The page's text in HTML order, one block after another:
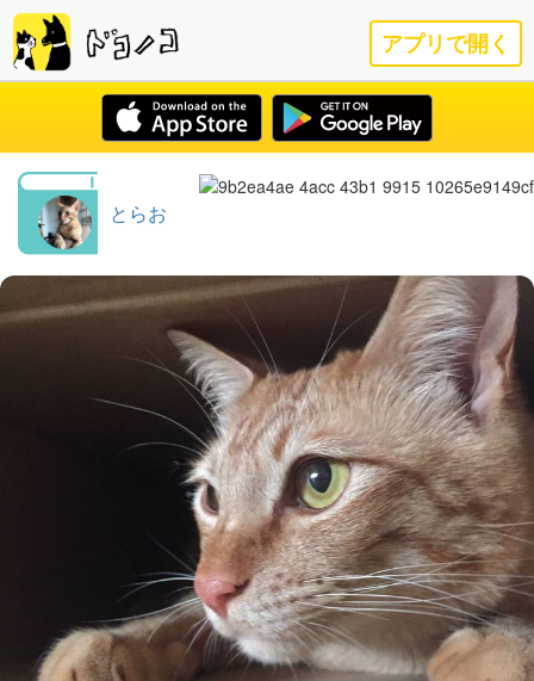
アプリで開く
とらお